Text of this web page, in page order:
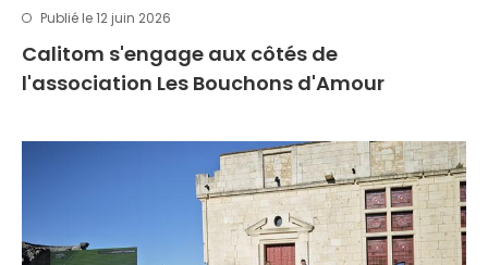
Publié le 12 juin 2026
Calitom s'engage aux côtés de
l'association Les Bouchons d'Amour